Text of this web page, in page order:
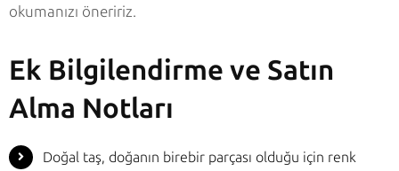
okumanızı öneririz.
Ek Bilgilendirme ve Satın
Alma Notları
Doğal taş, doğanın birebir parçası olduğu için renk